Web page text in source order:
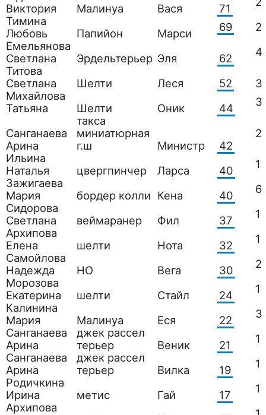
Виктория
Малинуа Вася 71
Тимина
Любовь
Папийон Марси 69
2
Емельянова
Светлана
Эрдельтерьер Эля 62
4
Титова
Светлана
Шелти Леся 52
3
Михайлова
Татьяна
Шелти Оник 44 3
Санганаева
Арина
такса
миниатюрная
г.ш
Министр 42
2
Ильина
Наталья
цвергпинчер Ларса 40
1
Зажигаева
Мария
бордер колли Кена 40
6
Сидорова
Светлана
веймаранер Фил 37
1
Архипова
Елена
шелти Нота 32
1
Самойлова
Надежда
НО Вега 30
2
Морозова
Екатерина
шелти Стайл 24
1
Калинина
Мария
Малинуа Еся 22
3
Санганаева
Арина
джек рассел
терьер
Веник 21
1
Санганаева
Арина
джек рассел
терьер
Вилка 19
1
Родичкина
Ирина
метис Гай 17
1
Архипова